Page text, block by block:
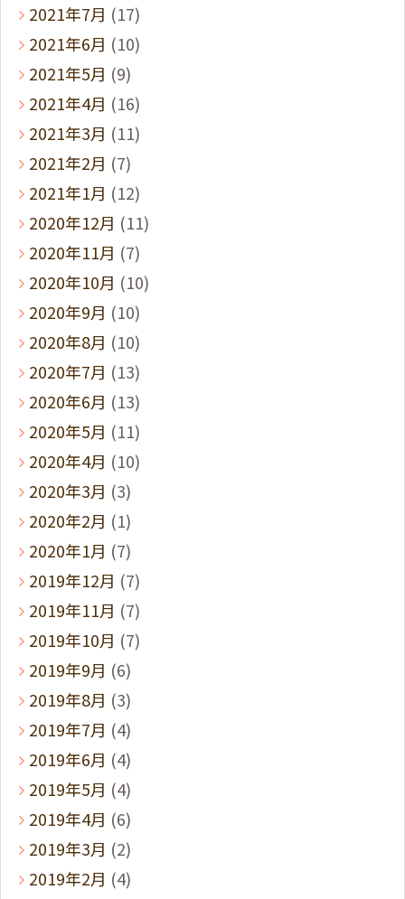
2021年7月 (17)
2021年6月 (10)
2021年5月 (9)
2021年4月 (16)
2021年3月 (11)
2021年2月 (7)
2021年1月 (12)
2020年12月 (11)
2020年11月 (7)
2020年10月 (10)
2020年9月 (10)
2020年8月 (10)
2020年7月 (13)
2020年6月 (13)
2020年5月 (11)
2020年4月 (10)
2020年3月 (3)
2020年2月 (1)
2020年1月 (7)
2019年12月 (7)
2019年11月 (7)
2019年10月 (7)
2019年9月 (6)
2019年8月 (3)
2019年7月 (4)
2019年6月 (4)
2019年5月 (4)
2019年4月 (6)
2019年3月 (2)
2019年2月 (4)